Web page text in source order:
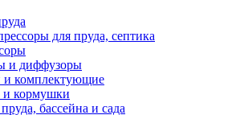
для пруда, септика
и диффузоры
и комплектующие
и кормушки
бассейна и сада